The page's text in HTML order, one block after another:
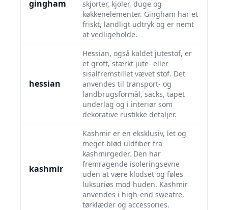
gingham
skjorter, kjoler, duge og
køkkenelementer. Gingham har et
friskt, landligt udtryk og er nemt
at vedligeholde.
hessian
Hessian, også kaldet jutestof, er
et groft, stærkt jute- eller
sisalfremstillet vævet stof. Det
anvendes til transport- og
landbrugsformål, sacks, tapet
underlag og i interiør som
dekorative rustikke detaljer.
kashmir
Kashmir er en eksklusiv, let og
meget blød uldfiber fra
kashmirgeder. Den har
fremragende isoleringsevne
uden at være klodset og føles
luksuriøs mod huden. Kashmir
anvendes i high-end sweatre,
tørklæder og accessories.